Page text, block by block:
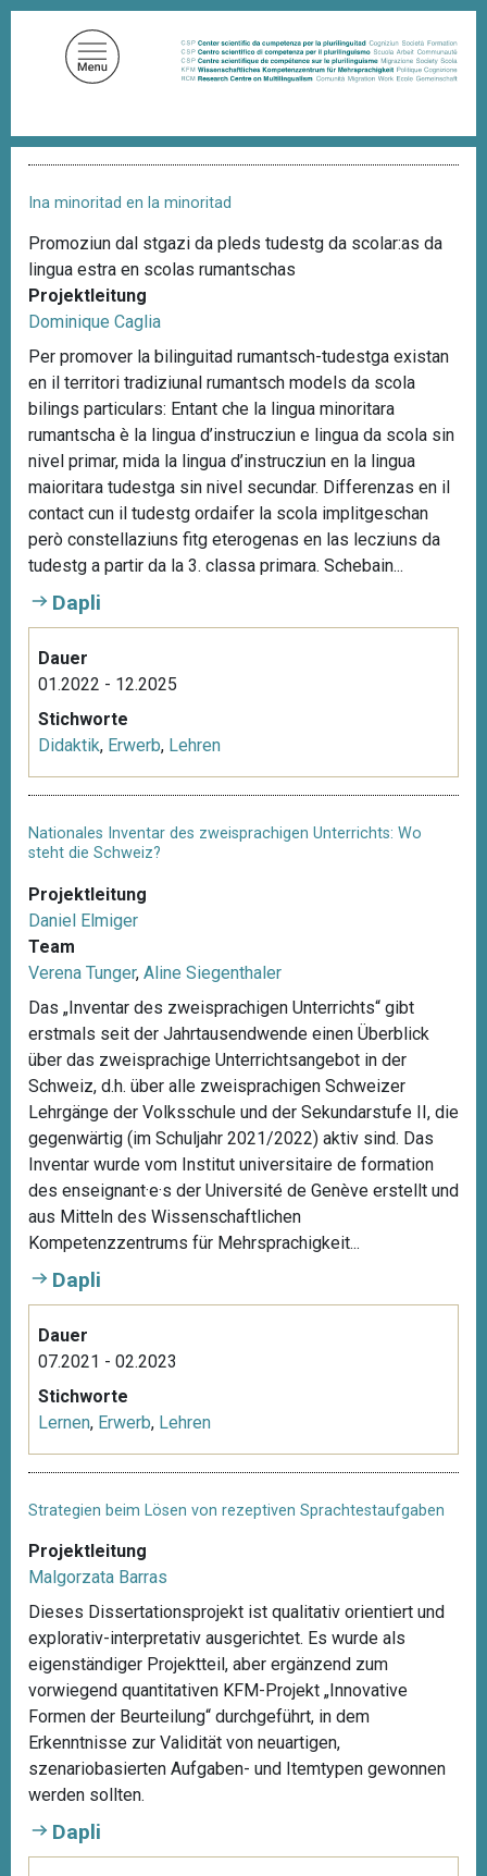
D
a
a
v
i
a
t
i
o
n
Ina minoritad en la minoritad
Promoziun dal stgazi da pleds tudestg da scolar:as da
lingua estra en scolas rumantschas
Projektleitung
Dominique Caglia
Per promover la bilinguitad rumantsch-tudestga existan
en il territori tradiziunal rumantsch models da scola
bilings particulars: Entant che la lingua minoritara
rumantscha è la lingua d’instrucziun e lingua da scola sin
nivel primar, mida la lingua d’instrucziun en la lingua
maioritara tudestga sin nivel secundar. Differenzas en il
contact cun il tudestg ordaifer la scola implitgeschan
però constellaziuns fitg eterogenas en las lecziuns da
tudestg a partir da la 3. classa primara. Schebain...
Dapli
Dauer
01.2022 - 12.2025
Stichworte
Didaktik, Erwerb, Lehren
Nationales Inventar des zweisprachigen Unterrichts: Wo
steht die Schweiz?
Projektleitung
Daniel Elmiger
Team
Verena Tunger, Aline Siegenthaler
Das „Inventar des zweisprachigen Unterrichts“ gibt
erstmals seit der Jahrtausendwende einen Überblick
über das zweisprachige Unterrichtsangebot in der
Schweiz, d.h. über alle zweisprachigen Schweizer
Lehrgänge der Volksschule und der Sekundarstufe II, die
gegenwärtig (im Schuljahr 2021/2022) aktiv sind. Das
Inventar wurde vom Institut universitaire de formation
des enseignant·e·s der Université de Genève erstellt und
aus Mitteln des Wissenschaftlichen
Kompetenzzentrums für Mehrsprachigkeit...
Dapli
Dauer
07.2021 - 02.2023
Stichworte
Lernen, Erwerb, Lehren
Strategien beim Lösen von rezeptiven Sprachtestaufgaben
Projektleitung
Malgorzata Barras
Dieses Dissertationsprojekt ist qualitativ orientiert und
explorativ-interpretativ ausgerichtet. Es wurde als
eigenständiger Projektteil, aber ergänzend zum
vorwiegend quantitativen KFM-Projekt „Innovative
Formen der Beurteilung“ durchgeführt, in dem
Erkenntnisse zur Validität von neuartigen,
szenariobasierten Aufgaben- und Itemtypen gewonnen
werden sollten.
Dapli